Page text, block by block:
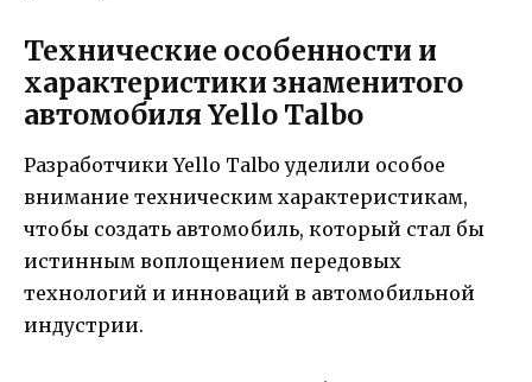
Технические особенности и
характеристики знаменитого
автомобиля Yello Talbo
Разработчики Yello Talbo уделили особое
внимание техническим характеристикам,
чтобы создать автомобиль, который стал бы
истинным воплощением передовых
технологий и инноваций в автомобильной
индустрии.